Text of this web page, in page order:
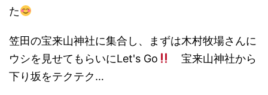
た
笠田の宝来山神社に集合し、まずは木村牧場さんに
ウシを見せてもらいにLet's Go
宝来山神社から
下り坂をテクテク…